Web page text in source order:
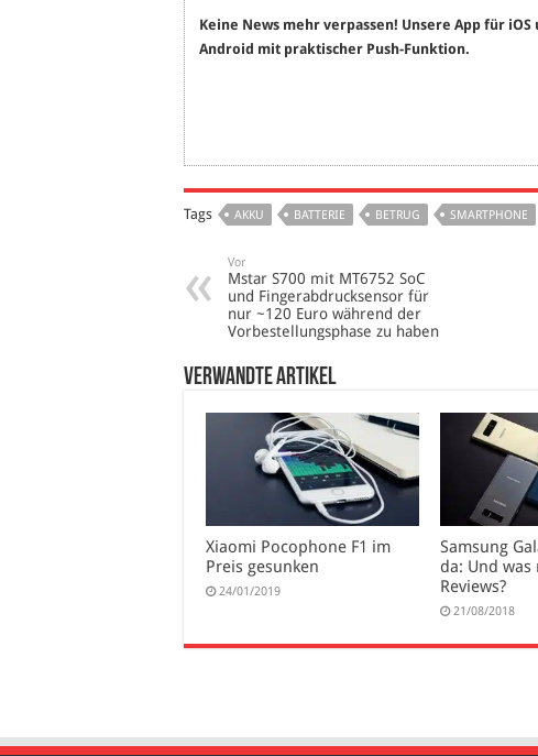
Keine News mehr verpassen! Unsere App für iOS
Android mit praktischer Push-Funktion.
Tags AKKU BATTERIE BETRUG SMARTPHONE
Vor
Mstar S700 mit MT6752 SoC
und Fingerabdrucksensor für
nur ~120 Euro während der
Vorbestellungsphase zu haben
verwandte Artikel
Xiaomi Pocophone F1 im
Preis gesunken
24/01/2019
Samsung
da: Und was
Reviews?
21/08/2018